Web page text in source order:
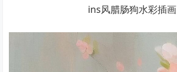
ins风腊肠狗水彩插画